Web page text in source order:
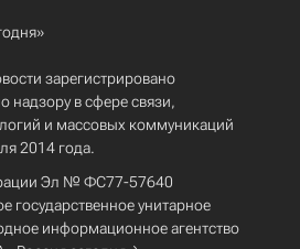
зарегистрировано
надзору в сфере связи,
и массовых коммуникаций
2014 года.
Эл № ФС77-57640
государственное унитарное
информационное агентство